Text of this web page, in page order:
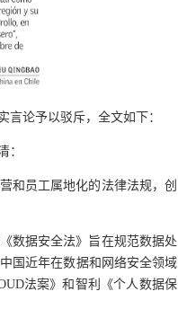
论予以驳斥，全文如下：
：
和员工属地化的法律法规，创
数据安全法》旨在规范数据处
国近年在数据和网络安全领域
法案》和智利《个人数据保